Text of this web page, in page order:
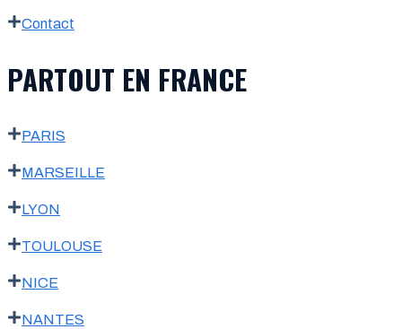
Contact
PARTOUT EN FRANCE
PARIS
MARSEILLE
LYON
TOULOUSE
NICE
NANTES